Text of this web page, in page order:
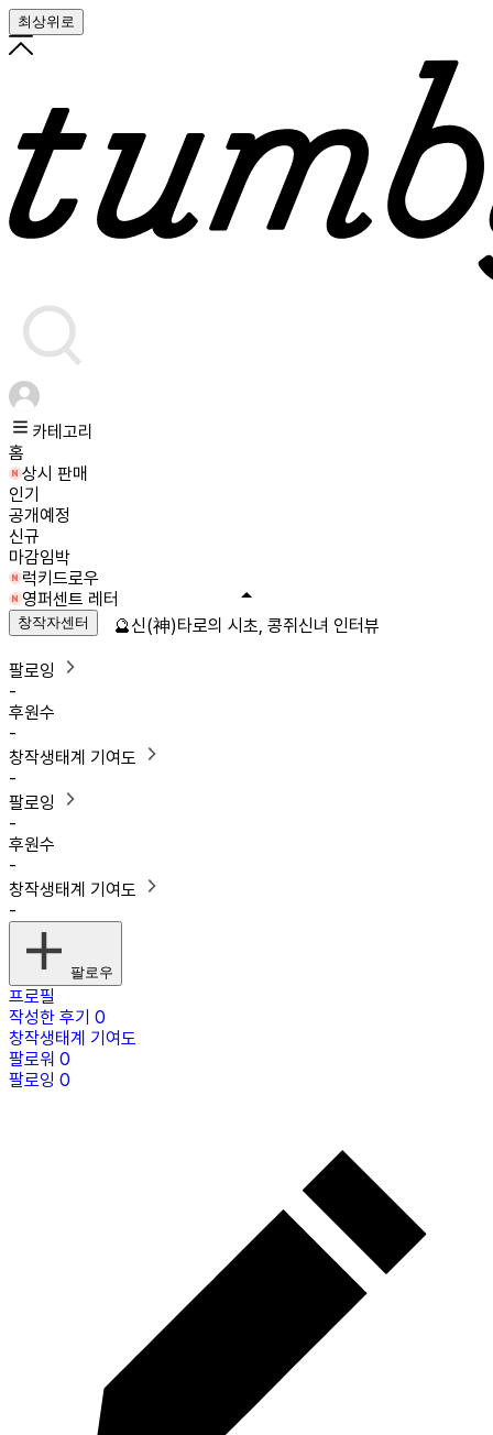
최상위로
카테고리
홈
상시 판매
인기
공개예정
신규
마감임박
럭키드로우
영퍼센트 레터
창작자센터
팔로잉
-
후원수
-
창작생태계 기여도
-
팔로잉
-
후원수
-
창작생태계 기여도
-
팔로우
프로필
작성한 후기 0
창작생태계 기여도
팔로워 0
팔로잉 0
🔮신(神)타로의 시초, 콩쥐신녀 인터뷰